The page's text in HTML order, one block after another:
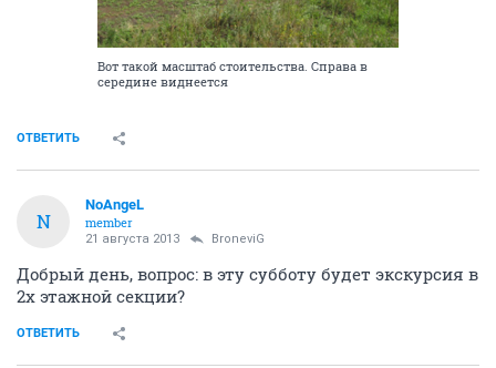
Вот такой масштаб стоительства. Справа в
середине виднеется
ОТВЕТИТЬ
N
NoAngeL
member
21 августа 2013 BroneviG
Добрый день, вопрос: в эту субботу будет экскурсия в
2х этажной секции?
ОТВЕТИТЬ